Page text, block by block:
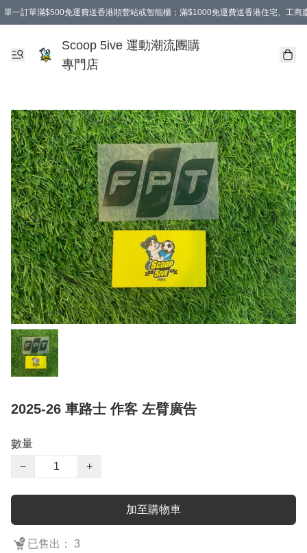
單一訂單滿$500免運費送香港順豐站或智能櫃；滿$1000免運費送香港住宅、工商
Scoop 5ive 運動潮流團購
專門店
2025-26 車路士 作客 左臂廣告
數量
−
+
加至購物車
已售出： 3